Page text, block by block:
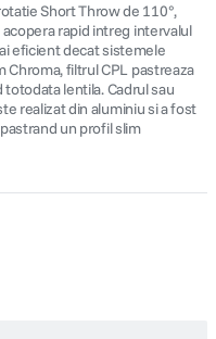
Short Throw de 110°,
rapid intreg intervalul
eficient decat sistemele
Chroma, filtrul CPL pastreaza
lentila. Cadrul sau
realizat din aluminiu si a fost
un profil slim